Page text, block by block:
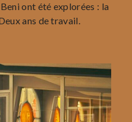
ont été explorées : la
ans de travail.